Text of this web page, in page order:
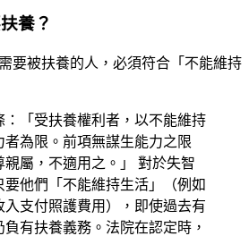
養？
要被扶養的人，必須符合「不能維持
：「受扶養權利者，以不能維持
者為限。前項無謀生能力之限
屬，不適用之。」 對於失智
他們「不能維持生活」（例如
入支付照護費用），即使過去有
有扶養義務。法院在認定時，